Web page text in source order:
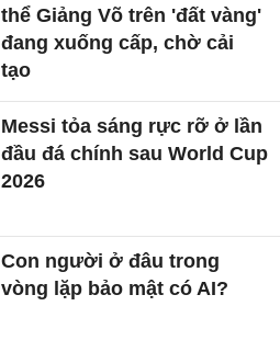
thể Giảng Võ trên 'đất vàng'
đang xuống cấp, chờ cải
tạo
Messi tỏa sáng rực rỡ ở lần
đầu đá chính sau World Cup
2026
Con người ở đâu trong
vòng lặp bảo mật có AI?